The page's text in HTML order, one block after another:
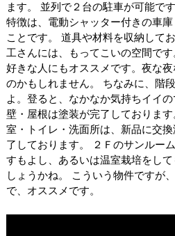
ます。 並列で２台の駐車が可能で
特徴は、電動シャッター付きの車
ことです。 道具や材料を収納して
工さんには、もってこいの空間で
好きな人にもオススメです。夜な
のかもしれません。 ちなみに、階
よ。登ると、なかなか気持ちイイ
壁・屋根は塗装が完了しておりま
室・トイレ・洗面所は、新品に交
了しております。 ２Ｆのサンルー
すもよし、あるいは温室栽培をし
しょうかね。 こういう物件ですが
で、オススメです。